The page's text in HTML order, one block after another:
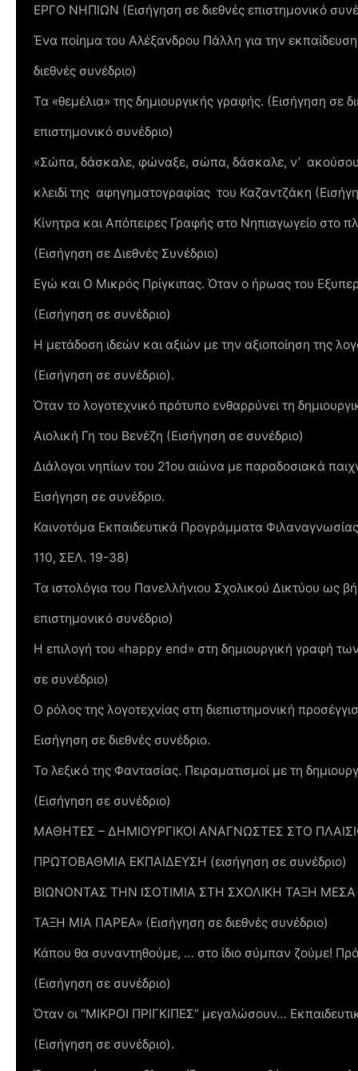
ΕΡΓΟ ΝΗΠΙΩΝ (Εισήγηση σε διεθνές επιστημονικό
Ένα ποίημα του Αλέξανδρου Πάλλη για την
διεθνές συνέδριο)
Τα «θεµέλια» της δηµιουργικής γραφής. (Εισήγηση σε
επιστημονικό συνέδριο)
«Σώπα, δάσκαλε, φώναξε, σώπα, δάσκαλε, ν’
κλειδί της αφηγηματογραφίας του Καζαντζάκη
Κίνητρα και Απόπειρες Γραφής στο Νηπιαγωγείο στο
(Εισήγηση σε Διεθνές Συνέδριο)
Εγώ και Ο Μικρός Πρίγκιπας. Όταν ο ήρωας του
(Εισήγηση σε συνέδριο)
Η μετάδοση ιδεών και αξιών με την αξιοποίηση της
(Εισήγηση σε συνέδριο).
Όταν το λογοτεχνικό πρότυπο ενθαρρύνει τη
Αιολική Γη του Βενέζη (Εισήγηση σε συνέδριο)
Διάλογοι νηπίων του 21ου αιώνα με παραδοσιακά
Εισήγηση σε συνέδριο.
Καινοτόμα Εκπαιδευτικά Προγράμματα
110, ΣΕΛ. 19-38)
Τα ιστολόγια του Πανελλήνιου Σχολικού Δικτύου ως
επιστημονικό συνέδριο)
Η επιλογή του «happy end» στη δημιουργική γραφή
σε συνέδριο)
Ο ρόλος της λογοτεχνίας στη διεπιστημονική
Εισήγηση σε διεθνές συνέδριο.
Το λεξικό της Φαντασίας. Πειραματισμοί με τη
(Εισήγηση σε συνέδριο)
ΜΑΘΗΤΕΣ – ΔΗΜΙΟΥΡΓΙΚΟΙ ΑΝΑΓΝΩΣΤΕΣ ΣΤΟ
ΠΡΩΤΟΒΑΘΜΙΑ ΕΚΠΑΙΔΕΥΣΗ (εισήγηση σε συνέδριο)
ΒΙΩΝΟΝΤΑΣ ΤΗΝ ΙΣΟΤΙΜΙΑ ΣΤΗ ΣΧΟΛΙΚΗ ΤΑΞΗ
ΤΑΞΗ ΜΙΑ ΠΑΡΕΑ» (Εισήγηση σε διεθνές συνέδριο)
Κάπου θα συναντηθούμε, … στο ίδιο σύμπαν ζούμε!
(Εισήγηση σε συνέδριο)
Όταν οι “ΜΙΚΡΟΙ ΠΡΙΓΚΙΠΕΣ” μεγαλώσουν…
(Εισήγηση σε συνέδριο).